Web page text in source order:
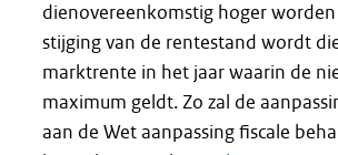
dienovereenkomstig hoger
stijging van de rentestand wordt
marktrente in het jaar waarin de
maximum geldt. Zo zal de
aan de Wet aanpassing fiscale